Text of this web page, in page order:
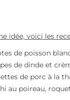
idée, voici les
de poisson
de dinde et
de porc à la
au poireau,